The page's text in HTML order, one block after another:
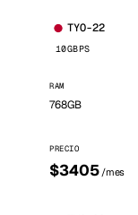
TYO-22
10GBPS
RAM
768GB
PRECIO
$3405 /mes